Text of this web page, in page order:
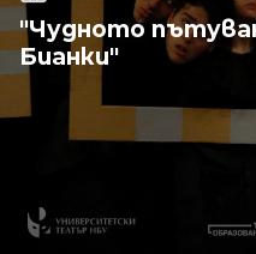
"Чудното
Бианки"